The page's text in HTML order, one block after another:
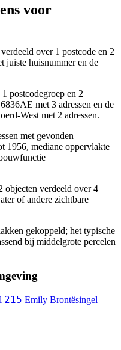
voor
over 1 postcode en 2
juiste huisnummer en de
postcodegroep en 2
met 3 adressen en de
West met 2 adressen.
met gevonden
1956, mediane oppervlakte
objecten verdeeld over 4
of andere zichtbare
gekoppeld; het typische
bij middelgrote percelen
215 Emily Brontësingel